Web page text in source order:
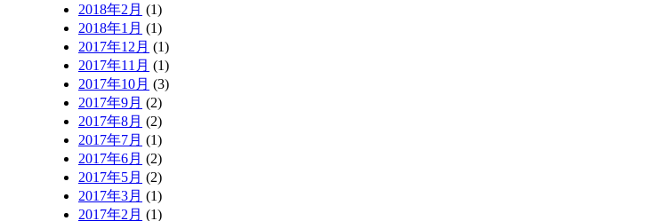
2018年2月 (1)
2018年1月 (1)
2017年12月 (1)
2017年11月 (1)
2017年10月 (3)
2017年9月 (2)
2017年8月 (2)
2017年7月 (1)
2017年6月 (2)
2017年5月 (2)
2017年3月 (1)
2017年2月 (1)